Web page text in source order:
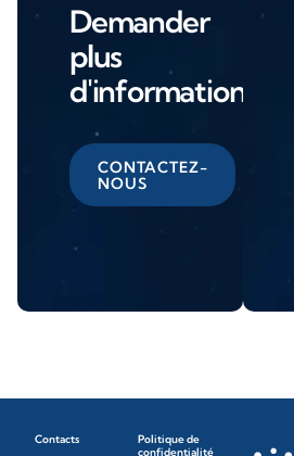
Demander
plus
d'informations
CONTACTEZ-
NOUS
Contacts
Politique de
confidentialité